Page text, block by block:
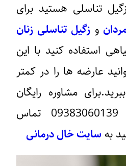
تناسلی هستید برای
و زگیل تناسلی زنان
استفاده کنید با این
عارضه ها را در کمتر
ببرید.برای مشاوره رایگان
09383060139 تماس
به سایت خال درمانی